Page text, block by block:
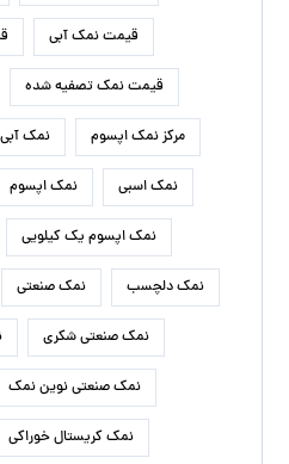
قیمت نمک آبی
قیمت نمک تصفیه شده
مرکز نمک اپسوم نمک آبی
نمک اسبی نمک اپسوم
نمک اپسوم یک کیلویی
نمک دلچسب نمک صنعتی
نمک صنعتی شکری
نمک صنعتی نوین نمک
نمک کریستال خوراکی